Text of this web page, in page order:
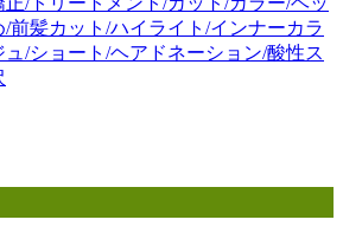
/前髪カット/ハイライト/インナーカラ
/ショート/ヘアドネーション/酸性ス